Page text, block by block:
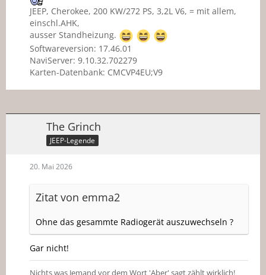
JEEP, Cherokee, 200 KW/272 PS, 3,2L V6, = mit allem,
einschl.AHK,
ausser Standheizung.
Softwareversion: 17.46.01
NaviServer: 9.10.32.702279
Karten-Datenbank: CMCVP4EU;V9
The Grinch
JEEP-Legende
20. Mai 2026
Zitat von emma2
Ohne das gesammte Radiogerät auszuwechseln ?
Gar nicht!
Nichts was Jemand vor dem Wort 'Aber' sagt zählt wirklich!